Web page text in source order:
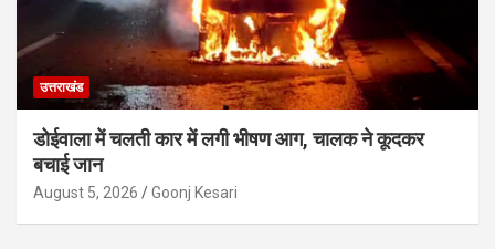
उत्तराखंड
डोईवाला में चलती कार में लगी भीषण आग, चालक ने कूदकर
बचाई जान
August 5, 2026 Goonj Kesari